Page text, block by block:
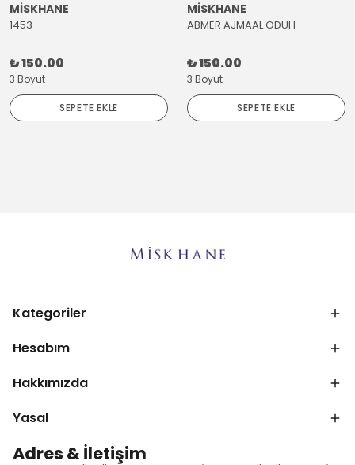
MİSKHANE
1453
₺ 150.00
3 Boyut
SEPETE EKLE
MİSKHANE
ABMER AJMAAL ODUH
₺ 150.00
3 Boyut
SEPETE EKLE
Kategoriler
Hesabım
Hakkımızda
Yasal
Adres & İletişim